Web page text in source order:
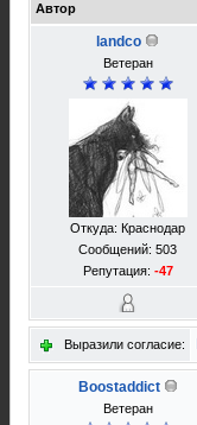
Автор
landco
Ветеран
Откуда: Краснодар
Сообщений: 503
Репутация: -47
Выразили согласие:
Boostaddict
Ветеран